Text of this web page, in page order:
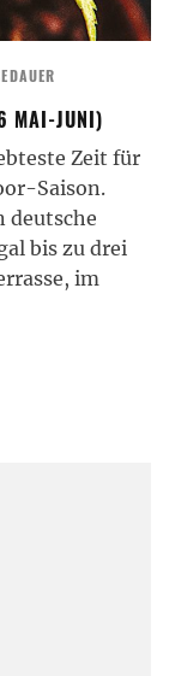
MAI-JUNI)
Zeit für
Saison.
deutsche
bis zu drei
im